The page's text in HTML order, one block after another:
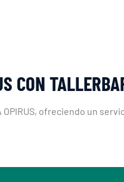
CON
ofreciendo un